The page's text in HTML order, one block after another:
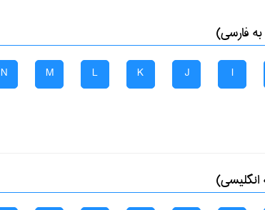
فارسی)
I
J
K
L
M
N